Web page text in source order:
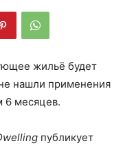
жильё будет
нашли применения
6 месяцев.
публикует